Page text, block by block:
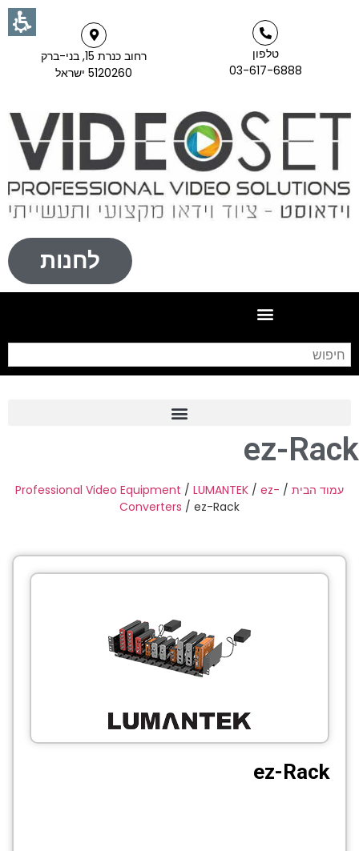
טלפון
03-617-6888
רחוב כנרת 15, בני-ברק
5120260 ישראל
לחנות
Frame Grabber
Industrial Camera
Professional Monitors
C-Mount Lenss
Visualizer
Fiber Optic
CCTV
Photo Printers
ez-Rack
עמוד הבית /
Professional Video Equipment / LUMANTEK / ez-
Converters / ez-Rack
ez-Rack